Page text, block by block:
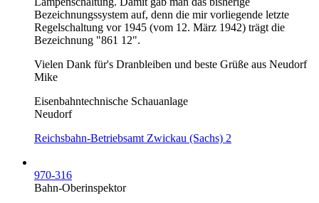
Bezeichnungssystem auf, denn die mir vorliegende letzte
Regelschaltung vor 1945 (vom 12. März 1942) trägt die
Bezeichnung "861 12".
Vielen Dank für's Dranbleiben und beste Grüße aus Neudorf
Mike
Eisenbahntechnische Schauanlage
Neudorf
Reichsbahn-Betriebsamt Zwickau (Sachs) 2
970-316
Bahn-Oberinspektor